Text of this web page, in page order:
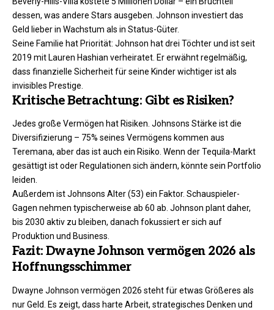
dessen, was andere Stars ausgeben. Johnson investiert das
Geld lieber in Wachstum als in Status-Güter.
Seine Familie hat Priorität: Johnson hat drei Töchter und ist seit
2019 mit Lauren Hashian verheiratet. Er erwähnt regelmäßig,
dass finanzielle Sicherheit für seine Kinder wichtiger ist als
invisibles Prestige.
Kritische Betrachtung: Gibt es Risiken?
Jedes große Vermögen hat Risiken. Johnsons Stärke ist die
Diversifizierung – 75% seines Vermögens kommen aus
Teremana, aber das ist auch ein Risiko. Wenn der Tequila-Markt
gesättigt ist oder Regulationen sich ändern, könnte sein Portfolio
leiden.
Außerdem ist Johnsons Alter (53) ein Faktor. Schauspieler-
Gagen nehmen typischerweise ab 60 ab. Johnson plant daher,
bis 2030 aktiv zu bleiben, danach fokussiert er sich auf
Produktion und Business.
Fazit: Dwayne Johnson vermögen 2026 als
Hoffnungsschimmer
Dwayne Johnson vermögen 2026 steht für etwas Größeres als
nur Geld. Es zeigt, dass harte Arbeit, strategisches Denken und